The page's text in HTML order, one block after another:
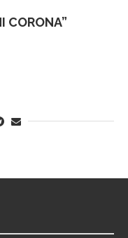
CORONA”